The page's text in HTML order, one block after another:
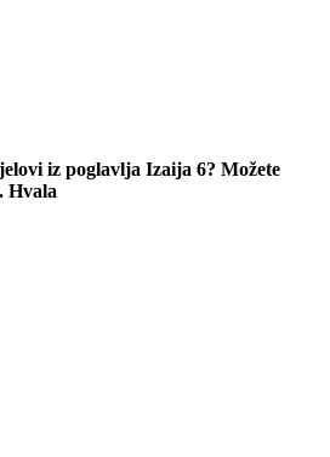
iz poglavlja Izaija 6? Možete
Hvala